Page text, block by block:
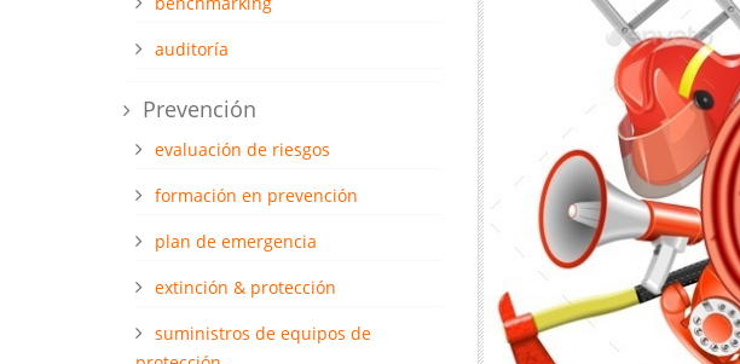
auditoría
Prevención
evaluación de riesgos
formación en prevención
plan de emergencia
extinción & protección
suministros de equipos de